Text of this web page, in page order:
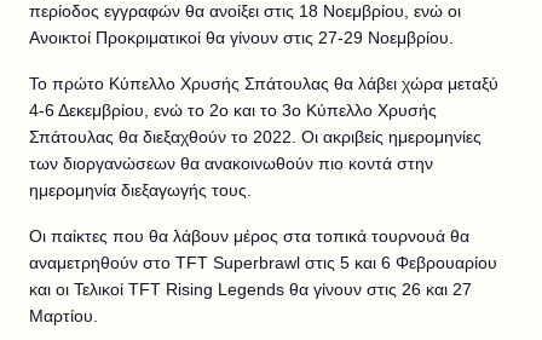
περίοδος εγγραφών θα ανοίξει στις 18 Νοεμβρίου, ενώ οι
Ανοικτοί Προκριματικοί θα γίνουν στις 27-29 Νοεμβρίου.
Το πρώτο Κύπελλο Χρυσής Σπάτουλας θα λάβει χώρα μεταξύ
4-6 Δεκεμβρίου, ενώ το 2ο και το 3ο Κύπελλο Χρυσής
Σπάτουλας θα διεξαχθούν το 2022. Οι ακριβείς ημερομηνίες
των διοργανώσεων θα ανακοινωθούν πιο κοντά στην
ημερομηνία διεξαγωγής τους.
Οι παίκτες που θα λάβουν μέρος στα τοπικά τουρνουά θα
αναμετρηθούν στο TFT Superbrawl στις 5 και 6 Φεβρουαρίου
και οι Τελικοί TFT Rising Legends θα γίνουν στις 26 και 27
Μαρτίου.